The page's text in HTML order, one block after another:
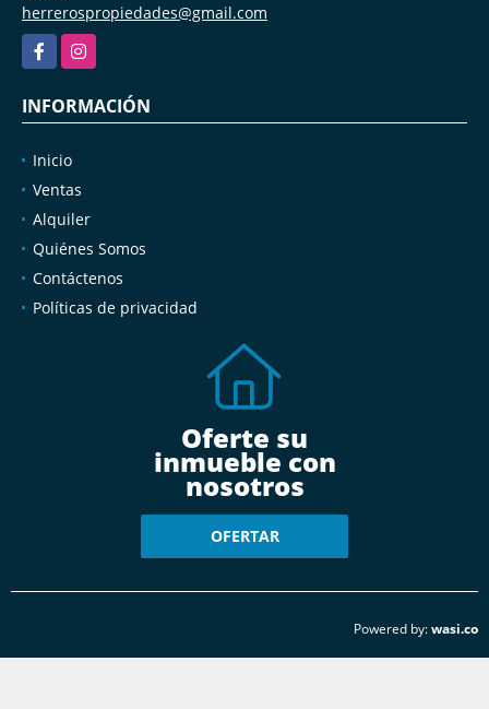
herrerospropiedades@gmail.com
FacebookInstagram
INFORMACIÓN
Inicio
Ventas
Alquiler
Quiénes Somos
Contáctenos
Políticas de privacidad
Oferte su
inmueble con
nosotros
OFERTAR
Powered by:wasi.co